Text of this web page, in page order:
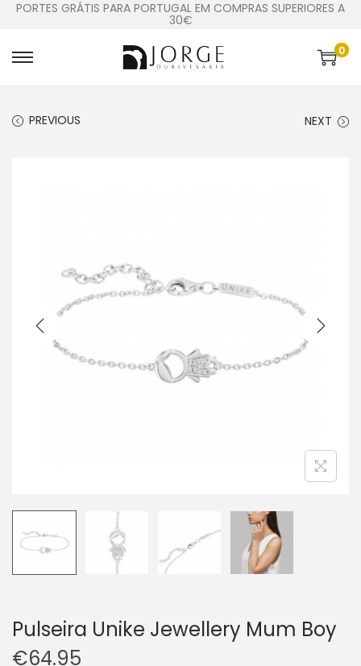
PORTES GRÁTIS PARA PORTUGAL EM COMPRAS SUPERIORES A
30€
0
PREVIOUS NEXT
Pulseira Unike Jewellery Mum Boy
€64.95